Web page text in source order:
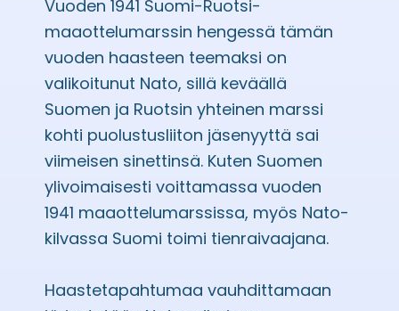
Vuoden 1941 Suomi-Ruotsi-
maaottelumarssin hengessä tämän
vuoden haasteen teemaksi on
valikoitunut Nato, sillä keväällä
Suomen ja Ruotsin yhteinen marssi
kohti puolustusliiton jäsenyyttä sai
viimeisen sinettinsä. Kuten Suomen
ylivoimaisesti voittamassa vuoden
1941 maaottelumarssissa, myös Nato-
kilvassa Suomi toimi tienraivaajana.
Haastetapahtumaa vauhdittamaan